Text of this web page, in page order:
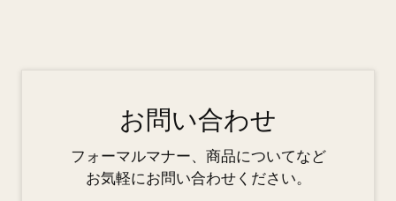
お問い合わせ
フォーマルマナー、商品についてなど
お気軽にお問い合わせください。